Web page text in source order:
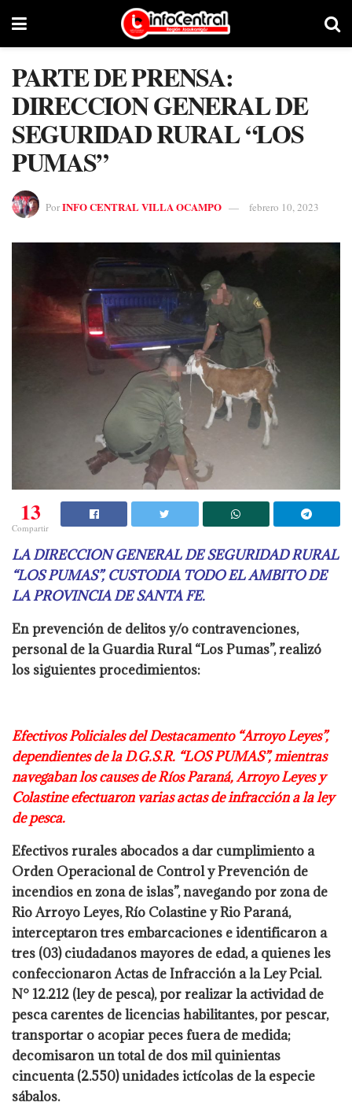
PARTE DE PRENSA:
DIRECCION GENERAL DE
SEGURIDAD RURAL “LOS
PUMAS”
PorINFO CENTRAL VILLA OCAMPO febrero 10, 2023
13
Compartir
LA DIRECCION GENERAL DE SEGURIDAD RURAL
“LOS PUMAS”, CUSTODIA TODOEL AMBITO DE
LA PROVINCIA DE SANTA FE.
En prevención de delitos y/o contravenciones,
personal de la Guardia Rural“Los Pumas”, realizó
los siguientes procedimientos:
Efectivos Policiales del Destacamento “Arroyo Leyes”,
dependientes de laD.G.S.R. “LOS PUMAS”, mientras
navegaban los causes de Ríos Paraná, ArroyoLeyes y
Colastine efectuaron varias actas de infracción a la ley
de pesca.
Efectivos rurales abocados a dar cumplimiento a
Orden Operacional de Control yPrevención de
incendios en zona de islas”, navegando por zona de
Rio ArroyoLeyes, Río Colastine y Rio Paraná,
interceptaron tres embarcaciones e identificaron a
tres (03) ciudadanos mayores de edad, a quienes les
confeccionaron Actas deInfracción a la Ley Pcial.
N° 12.212 (ley de pesca), por realizar la actividad de
pesca carentes de licencias habilitantes, por pescar,
transportar o acopiar pecesfuera de medida;
decomisaron un total de dos mil quinientas
cincuenta (2.550)unidades ictícolas de la especie
sábalos.